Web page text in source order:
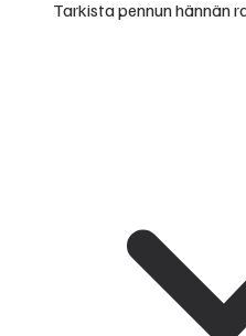
Tarkista pennun hännän